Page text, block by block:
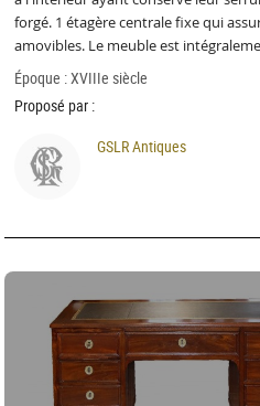
forgé. 1 étagère centrale fixe qui
amovibles. Le meuble est
Époque : XVIIIe siècle
Proposé par :
GSLR Antiques